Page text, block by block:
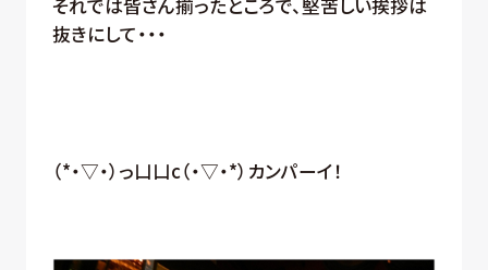
それでは皆さん揃ったところで、堅苦しい挨拶は
抜きにして・・・
（*・▽・）っ凵凵c（・▽・*）カンパーイ！